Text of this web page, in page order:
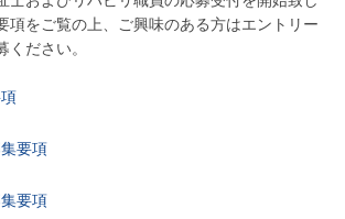
項をご覧の上、ご興味のある方はエントリー
ください。
要項
要項